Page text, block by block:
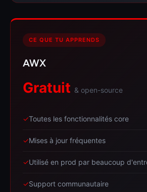
CE QUE TU APPRENDS
AWX
Gratuit & open-source
✓Toutes les fonctionnalités core
✓Mises à jour fréquentes
✓Utilisé en prod par beaucoup
✓Support communautaire